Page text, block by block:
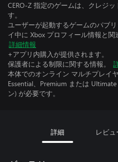
CERO-Z 指定のゲームは、クレジ
す。
ユーザーが起動するゲームのパブ
イ中に Xbox プロフィール情報と関
詳細情報
+アプリ内購入が提供されます。
保護者による制限に関する情報。
本体でのオンライン マルチプレイ
Essential、Premium または
ン) が必要です。
詳細 レビュ